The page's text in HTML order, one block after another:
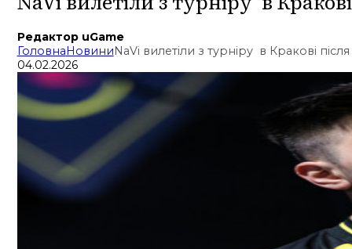
Редактор uGame
ГоловнаНовиниNaVi вилетіли з турніру в Кракові
04.02.2026